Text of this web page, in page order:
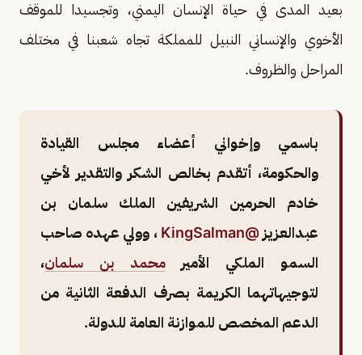
بعيد المدى في حياة الإنسان اليمني، وتجسيدا للموقف
الأخوي والإنساني النبيل للمملكة تجاه شعبنا في مختلف
المراحل والظروف.
باسمي وإخواني أعضاء مجلس القيادة
والحكومة، أتقدم بخالص الشكر والتقدير لأخي
خادم الحرمين الشريفين الملك سلمان بن
عبدالعزيز@KingSalman
، وولي عهده صاحب
السمو الملكي الأميرمحمد بن سلمان،
لتوجيهاتهما الكريمة بصرف الدفعة الثانية من
الدعم المخصص للموازنة العامة للدولة.